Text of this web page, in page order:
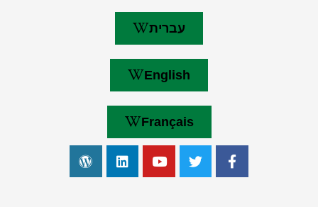
עברית
English
Français